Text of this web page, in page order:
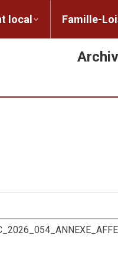
local
local Famille-